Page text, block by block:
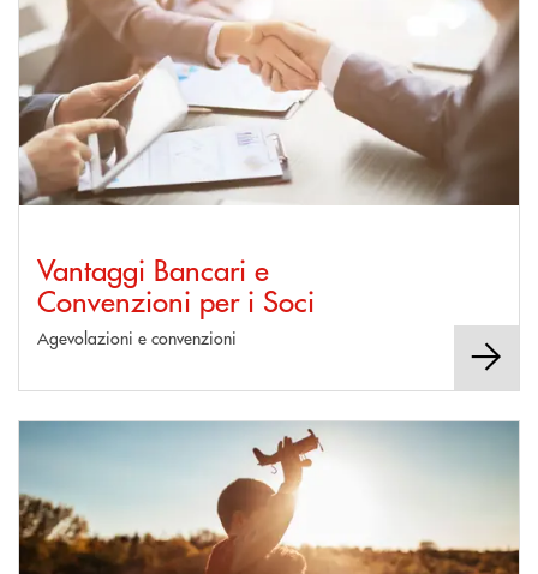
Vantaggi Bancari e
Convenzioni per i Soci
Agevolazioni e convenzioni